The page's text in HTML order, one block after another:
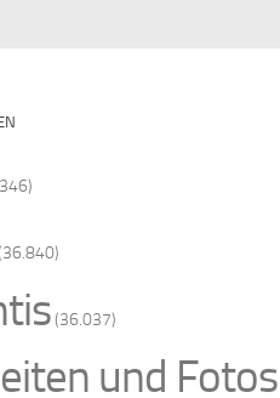
(36.037)
und Fotos